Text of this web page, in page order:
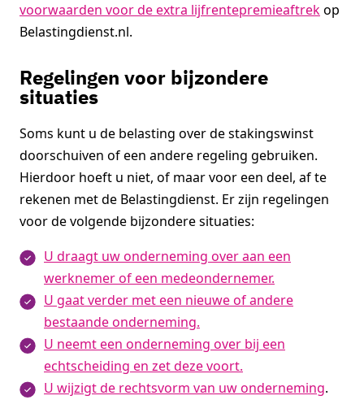
voorwaarden voor de extra lijfrentepremieaftrekop
Belastingdienst.nl.
Regelingen voor bijzondere
situaties
Soms kunt u de belasting over de stakingswinst
doorschuiven of een andere regeling gebruiken.
Hierdoor hoeft u niet, of maar voor een deel, af te
rekenen met de Belastingdienst. Er zijn regelingen
voor de volgende bijzondere situaties:
U draagt uw onderneming over aan een
werknemer of een medeondernemer.
U gaat verder met een nieuwe of andere
bestaande onderneming.
U neemt een onderneming over bij een
echtscheiding en zet deze voort.
U wijzigt de rechtsvorm van uw onderneming.